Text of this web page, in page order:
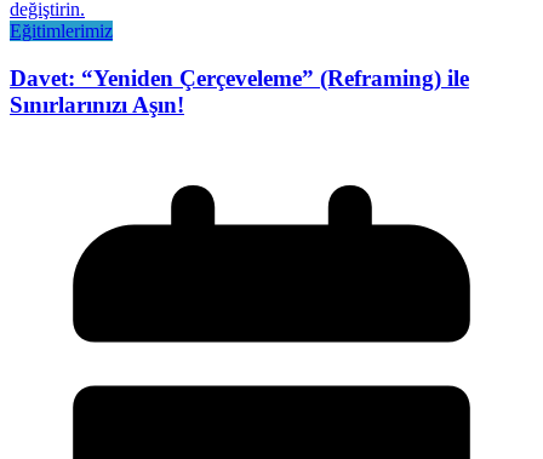
Eğitimlerimiz
Davet: “Yeniden Çerçeveleme” (Reframing) ile
Sınırlarınızı Aşın!